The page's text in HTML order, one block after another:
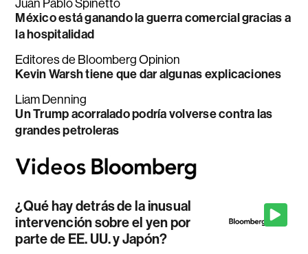
Juan Pablo Spinetto
México está ganando la guerra comercial gracias a
la hospitalidad
Editores de Bloomberg Opinion
Kevin Warsh tiene que dar algunas explicaciones
Liam Denning
Un Trump acorralado podría volverse contra las
grandes petroleras
¿Qué hay detrás de la inusual
intervención sobre el yen por
parte de EE. UU. y Japón?